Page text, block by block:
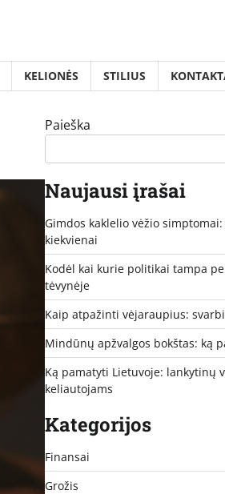
KELIONĖS STILIUS
Paieška
Naujausi įrašai
Gimdos kaklelio vėžio
kiekvienai
Kodėl kai kurie politikai tampa
tėvynėje
Kaip atpažinti vėjaraupius:
Mindūnų apžvalgos bokštas: ką
Ką pamatyti Lietuvoje: lankytinų
keliautojams
Kategorijos
Finansai
Grožis